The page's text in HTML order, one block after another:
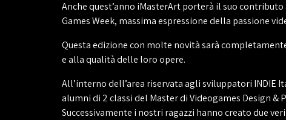
Anche quest’anno iMasterArt porterà il suo
Games Week, massima espressione della passione
Questa edizione con molte novità sarà
e alla qualità delle loro opere.
All’interno dell’area riservata agli sviluppatori INDIE
alumni di 2 classi del Master di Videogames Design &
Successivamente i nostri ragazzi hanno creato due